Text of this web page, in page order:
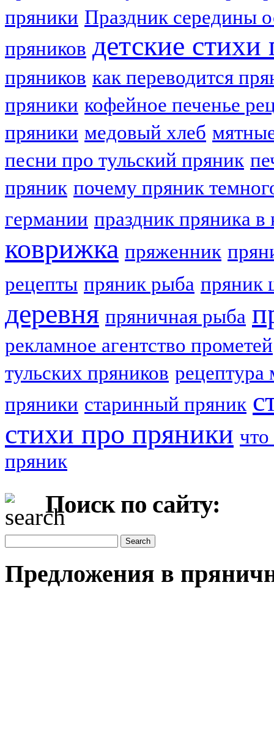
пряники Праздник середины
пряников детские
пряников как переводится
пряники кофейное печенье
пряники медовый хлеб
песни про тульский пряник
пряник почему пряник
германии праздник пряника в
коврижка пряженник
рецепты пряник рыба пряник
деревня пряничная рыба
рекламное агентство прометей
тульских пряников рецептура
пряники старинный пряник
стихи про пряники что
пряник
Поиск по сайту:
Предложения в